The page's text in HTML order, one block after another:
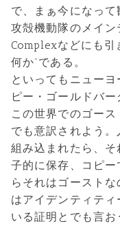
で、まぁ今になって
攻殻機動隊のメイ
Complexなどにも引
何か”である。
といってもニュー
ピー・ゴールドバー
この世界でのゴー
でも意訳されよう
組み込まれたら、
子的に保存、コピ
らそれはゴースト
はアイデンティテ
いる証明とでも言